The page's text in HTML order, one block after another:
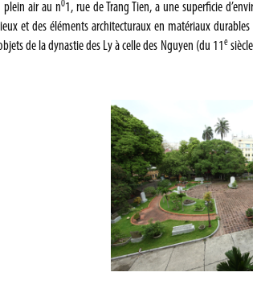
plein air au n01, rue de Trang Tien, a une superficie
et des éléments architecturaux en matériaux
de la dynastie des Ly à celle des Nguyen (du 11 e